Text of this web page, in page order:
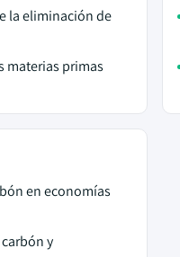
la eliminación de
materias primas
en economías
y